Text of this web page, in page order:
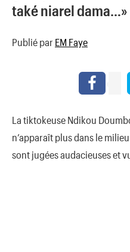
také niarel dama…»
Publié par EM Faye
La tiktokeuse Ndikou
n’apparaît plus dans le
sont jugées audacieuses et